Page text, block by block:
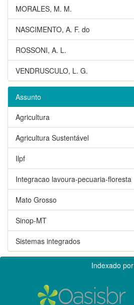
MORALES, M. M.
NASCIMENTO, A. F. do
ROSSONI, A. L.
VENDRUSCULO, L. G.
Assunto
Agricultura
Agricultura Sustentável
Ilpf
Integracao lavoura-pecuaria-floresta
Mato Grosso
Sinop-MT
Sistemas integrados
Indexado por